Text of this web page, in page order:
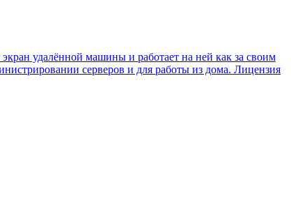
удалённой машины и работает на ней как за своим
серверов и для работы из дома. Лицензия